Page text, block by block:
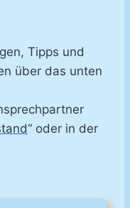
Tipps und
über das unten
“ oder in der